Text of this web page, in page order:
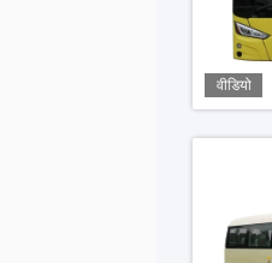
वीडियो